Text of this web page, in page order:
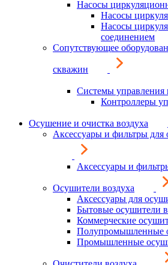
Насосы
Насосы
Насосы
соединением
Сопутствующее
скважин
Системы управления
Контроллеры
Осушение и очистка воздуха
Аксессуары и фильтры для
Аксессуары и
Осушители воздуха
Аксессуары для
Бытовые осушители
Коммерческие
Полупромышленные
Промышленные